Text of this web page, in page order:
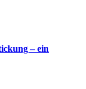
– ein